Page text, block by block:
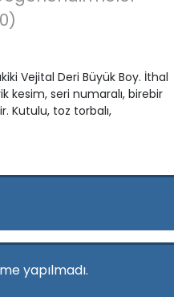
Vejital Deri Büyük Boy. İthal
kesim, seri numaralı, birebir
Kutulu, toz torbalı,
yapılmadı.